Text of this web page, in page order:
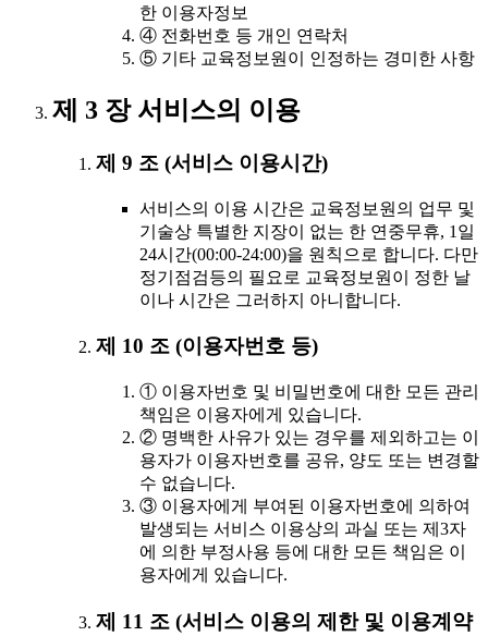
한 이용자정보
④ 전화번호 등 개인 연락처
⑤ 기타 교육정보원이 인정하는 경미한 사항
제 3 장 서비스의 이용
제 9 조 (서비스 이용시간)
서비스의 이용 시간은 교육정보원의 업무 및
기술상 특별한 지장이 없는 한 연중무휴, 1일
24시간(00:00-24:00)을 원칙으로 합니다. 다만
정기점검등의 필요로 교육정보원이 정한 날
이나 시간은 그러하지 아니합니다.
제 10 조 (이용자번호 등)
① 이용자번호 및 비밀번호에 대한 모든 관리
책임은 이용자에게 있습니다.
② 명백한 사유가 있는 경우를 제외하고는 이
용자가 이용자번호를 공유, 양도 또는 변경할
수 없습니다.
③ 이용자에게 부여된 이용자번호에 의하여
발생되는 서비스 이용상의 과실 또는 제3자
에 의한 부정사용 등에 대한 모든 책임은 이
용자에게 있습니다.
제 11 조 (서비스 이용의 제한 및 이용계약